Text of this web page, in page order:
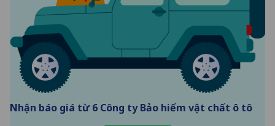
Nhận báo giá từ 6 Công ty Bảo hiểm vật chất ô tô